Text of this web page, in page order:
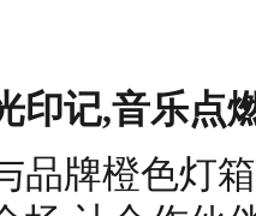
印记,音乐点
品牌橙色灯